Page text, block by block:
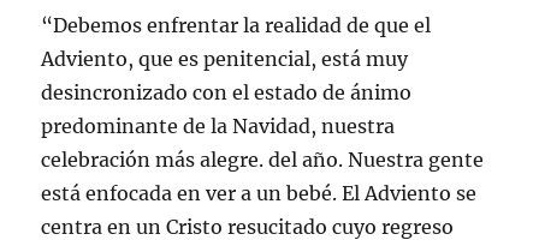
“Debemos enfrentar la realidad de que el
Adviento, que es penitencial, está muy
desincronizado con el estado de ánimo
predominante de la Navidad, nuestra
celebración más alegre. del año. Nuestra gente
está enfocada en ver a un bebé. El Adviento se
centra en un Cristo resucitado cuyo regreso